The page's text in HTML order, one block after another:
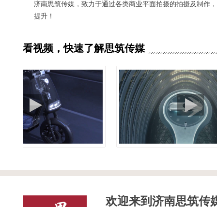
济南思筑传媒致力于济南电视广告片制作、济南公司商业平
济南企业广告片拍摄、济南TVC广告片制作、济南企业商业
看视频，快速了解思筑传媒
欢迎来到济南思筑传